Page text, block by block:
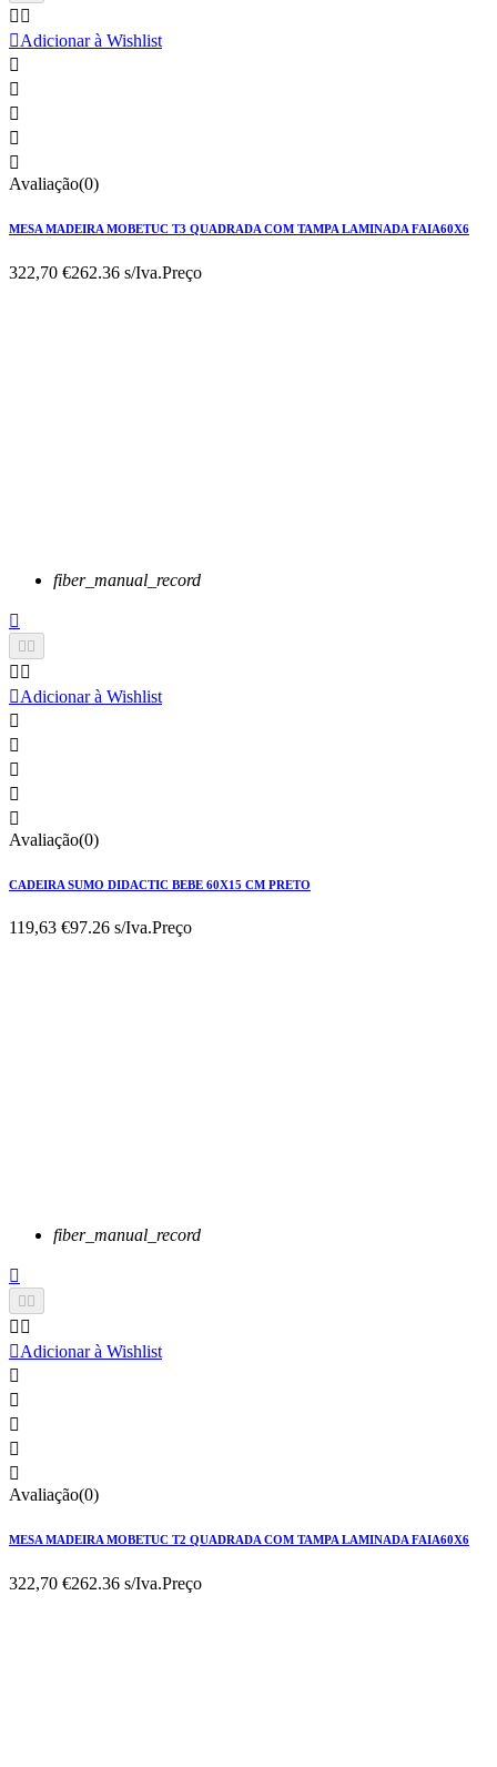
 
Adicionar à Wishlist





Avaliação(0)
MESA MADEIRA MOBETUC T3 QUADRADA COM TAMPA LAMINADA FAIA60X6
322,70 €262.36 s/Iva.Preço
fiber_manual_record


 
Adicionar à Wishlist





Avaliação(0)
CADEIRA SUMO DIDACTIC BEBE 60X15 CM PRETO
119,63 €97.26 s/Iva.Preço
fiber_manual_record

 
 
Adicionar à Wishlist





Avaliação(0)
MESA MADEIRA MOBETUC T2 QUADRADA COM TAMPA LAMINADA FAIA60X6
322,70 €262.36 s/Iva.Preço